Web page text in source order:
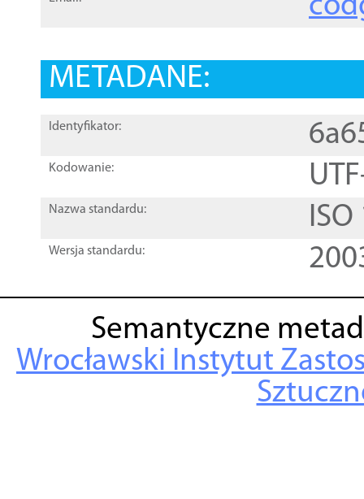
METADANE:
Identyfikator:
Kodowanie:
Nazwa standardu:
Wersja standardu:
Semantyczne
Wrocławski Instytut